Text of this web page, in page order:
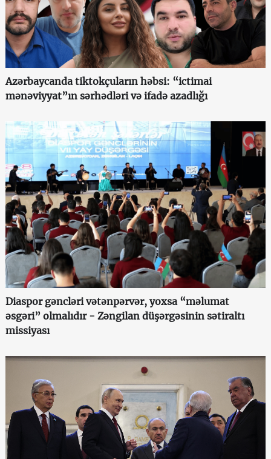
Azərbaycanda tiktokçuların həbsi: “ictimai
mənəviyyat”ın sərhədləri və ifadə azadlığı
Diaspor gəncləri vətənpərvər, yoxsa “məlumat
əsgəri” olmalıdır - Zəngilan düşərgəsinin sətiraltı
missiyası